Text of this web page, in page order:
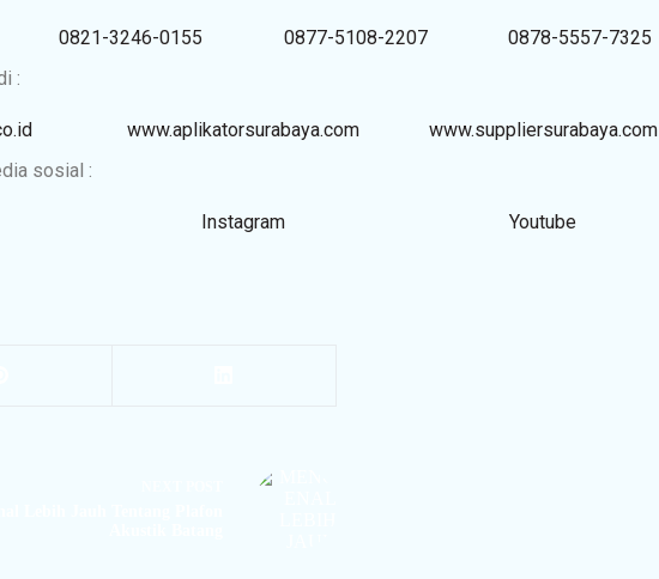
0821-3246-0155 0877-5108-2207
0878-5557-7325
:
www.aplikatorsurabaya.com
www.suppliersurabaya.com
sosial :
Instagram Youtube